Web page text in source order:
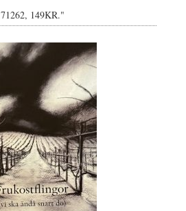
71262, 149KR."